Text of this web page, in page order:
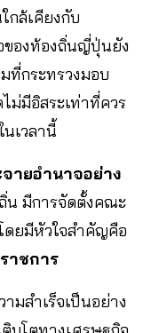
กล้เคียงกับ
ของท้องถิ่นญี่ปุ่นยัง
ที่กระทรวงมอบ
ม่มีอิสระเท่าที่ควร
เวลานี้
ายอำนาจอย่าง
น มีการจัดตั้งคณะ
ดยมีหัวใจสำคัญคือ
าชการ
มสำเร็จเป็นอย่าง